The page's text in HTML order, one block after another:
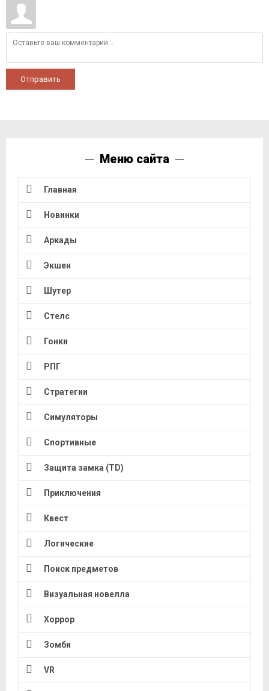
Отправить
Меню сайта
Главная
Новинки
Аркады
Экшен
Шутер
Стелс
Гонки
РПГ
Стратегии
Симуляторы
Спортивные
Защита замка (TD)
Приключения
Квест
Логические
Поиск предметов
Визуальная новелла
Хоррор
Зомби
VR